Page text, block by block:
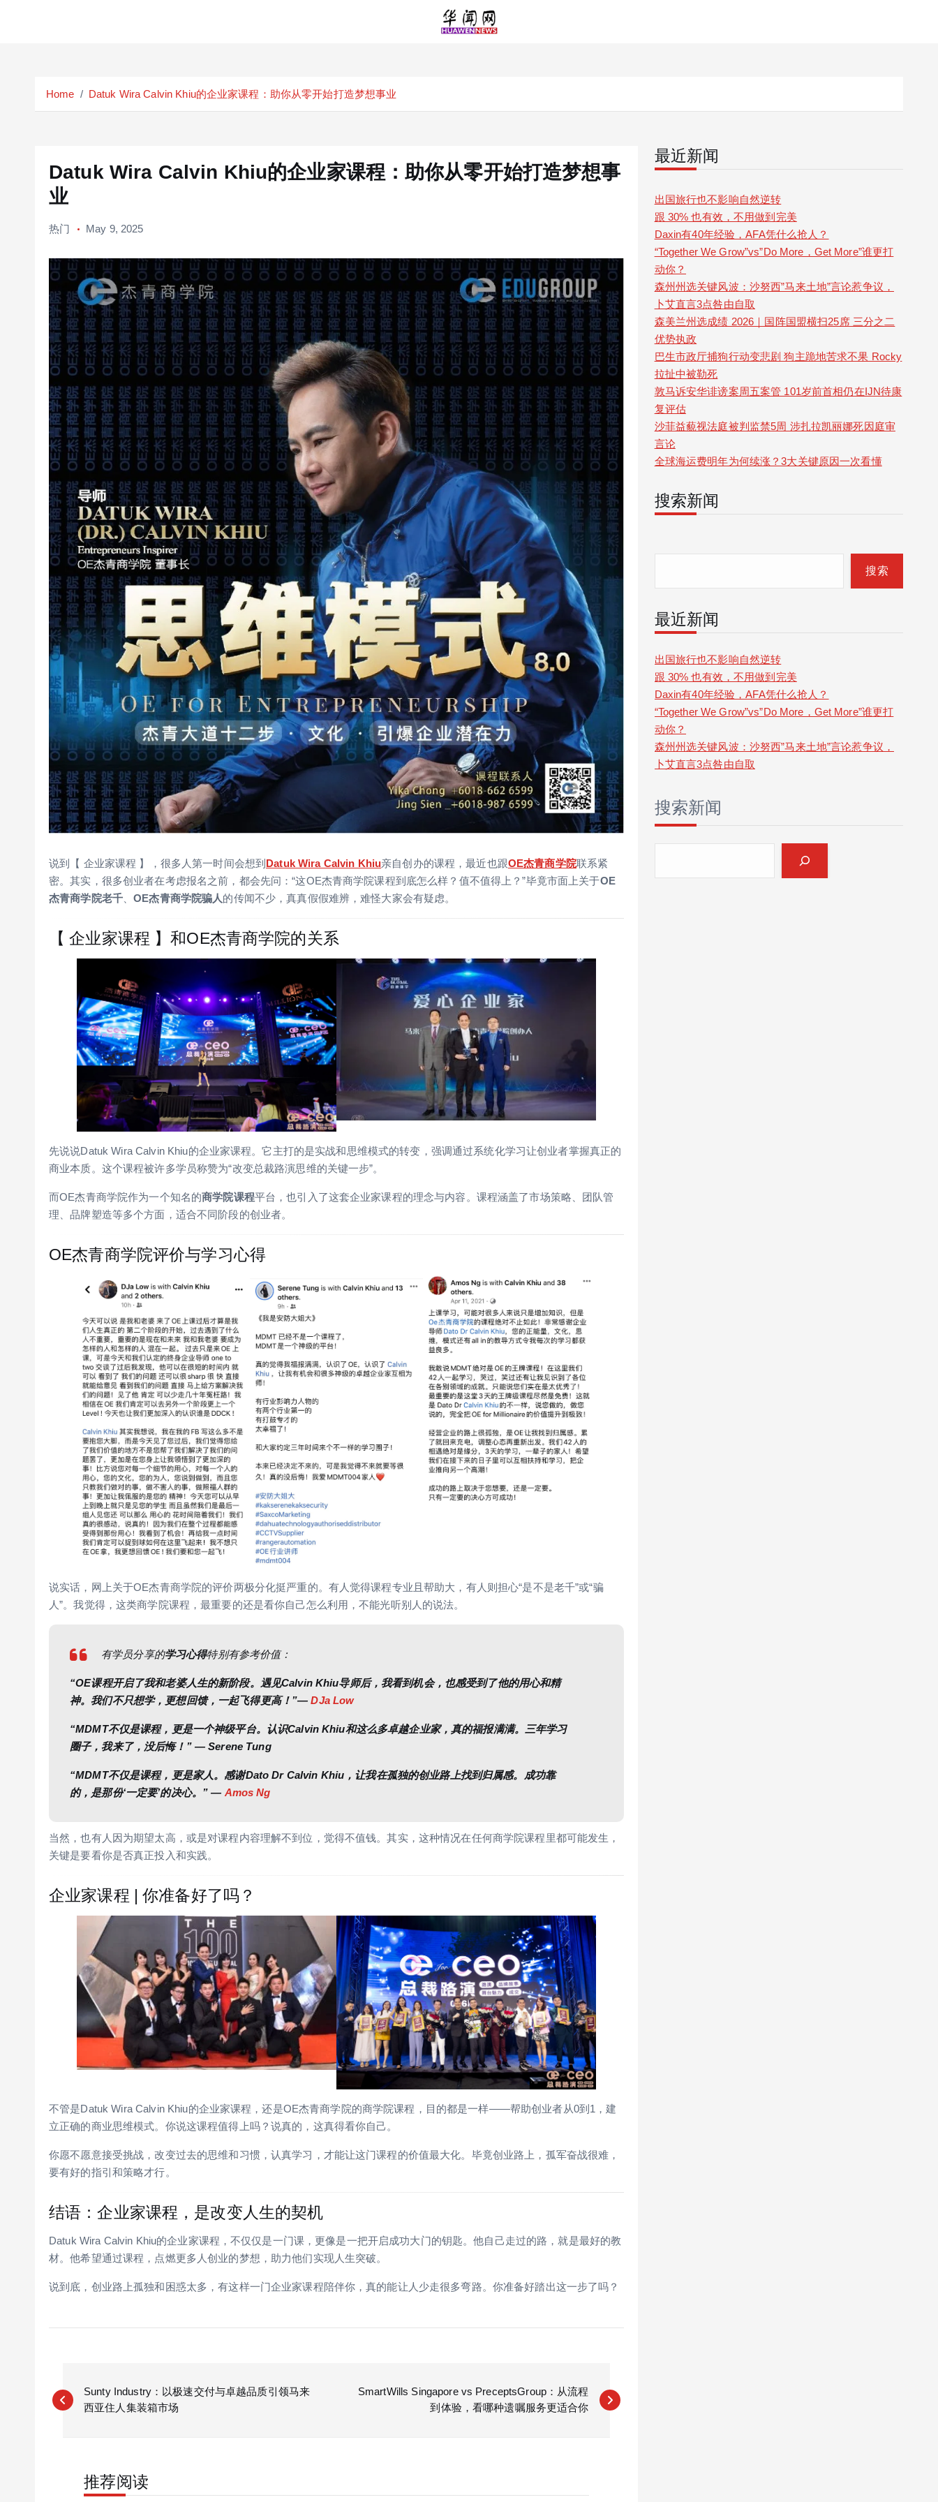
Home Datuk Wira Calvin Khiu的企业家课程：助你从零开始打造梦想事业
Datuk Wira Calvin Khiu的企业家课程：助你从零开始打造梦想事
业
热门 May 9, 2025
说到【 企业家课程 】，很多人第一时间会想到 Datuk Wira Calvin Khiu亲自创办的课程，最近也跟OE杰青商学院联系紧
密。其实，很多创业者在考虑报名之前，都会先问：“这OE杰青商学院课程到底怎么样？值不值得上？”毕竟市面上关于OE
杰青商学院老千、OE杰青商学院骗人的传闻不少，真真假假难辨，难怪大家会有疑虑。
【 企业家课程 】和OE杰青商学院的关系
先说说Datuk Wira Calvin Khiu的企业家课程。它主打的是实战和思维模式的转变，强调通过系统化学习让创业者掌握真正的
商业本质。这个课程被许多学员称赞为“改变总裁路演思维的关键一步”。
而OE杰青商学院作为一个知名的商学院课程平台，也引入了这套企业家课程的理念与内容。课程涵盖了市场策略、团队管
理、品牌塑造等多个方面，适合不同阶段的创业者。
OE杰青商学院评价与学习心得
说实话，网上关于OE杰青商学院的评价两极分化挺严重的。有人觉得课程专业且帮助大，有人则担心“是不是老千”或“骗
人”。我觉得，这类商学院课程，最重要的还是看你自己怎么利用，不能光听别人的说法。
有学员分享的学习心得特别有参考价值：
“OE课程开启了我和老婆人生的新阶段。遇见Calvin Khiu导师后，我看到机会，也感受到了他的用心和精
神。我们不只想学，更想回馈，一起飞得更高！”—DJa Low
“MDMT不仅是课程，更是一个神级平台。认识Calvin Khiu和这么多卓越企业家，真的福报满满。三年学习
圈子，我来了，没后悔！” — Serene Tung
“MDMT不仅是课程，更是家人。感谢Dato Dr Calvin Khiu，让我在孤独的创业路上找到归属感。成功靠
的，是那份‘一定要’的决心。” — Amos Ng
当然，也有人因为期望太高，或是对课程内容理解不到位，觉得不值钱。其实，这种情况在任何商学院课程里都可能发生，
关键是要看你是否真正投入和实践。
企业家课程 | 你准备好了吗？
不管是Datuk Wira Calvin Khiu的企业家课程，还是OE杰青商学院的商学院课程，目的都是一样——帮助创业者从0到1，建
立正确的商业思维模式。你说这课程值得上吗？说真的，这真得看你自己。
你愿不愿意接受挑战，改变过去的思维和习惯，认真学习，才能让这门课程的价值最大化。毕竟创业路上，孤军奋战很难，
要有好的指引和策略才行。
结语：企业家课程，是改变人生的契机
Datuk Wira Calvin Khiu的企业家课程，不仅仅是一门课，更像是一把开启成功大门的钥匙。他自己走过的路，就是最好的教
材。他希望通过课程，点燃更多人创业的梦想，助力他们实现人生突破。
说到底，创业路上孤独和困惑太多，有这样一门企业家课程陪伴你，真的能让人少走很多弯路。你准备好踏出这一步了吗？
o
s
Sunty Industry：以极速交付与卓越品质引领马来
西亚住人集装箱市场
SmartWills Singapore vs PreceptsGroup：从流程
到体验，看哪种遗嘱服务更适合你
推荐阅读
最近新闻
出国旅行也不影响自然逆转
跟 30% 也有效，不用做到完美
Daxin有40年经验，AFA凭什么抢人？
“Together We Grow”vs”Do More，Get More”谁更打
动你？
森州州选关键风波：沙努西”马来土地”言论惹争议，
卜艾直言3点咎由自取
森美兰州选成绩 2026｜国阵国盟横扫25席 三分之二
优势执政
巴生市政厅捕狗行动变悲剧 狗主跪地苦求不果 Rocky
拉扯中被勒死
敦马诉安华诽谤案周五案管 101岁前首相仍在IJN待康
复评估
沙菲益藐视法庭被判监禁5周 涉扎拉凯丽娜死因庭审
言论
全球海运费明年为何续涨？3大关键原因一次看懂
搜索新闻
r
c
h
搜索
最近新闻
出国旅行也不影响自然逆转
跟 30% 也有效，不用做到完美
Daxin有40年经验，AFA凭什么抢人？
“Together We Grow”vs”Do More，Get More”谁更打
动你？
森州州选关键风波：沙努西”马来土地”言论惹争议，
卜艾直言3点咎由自取
搜索新闻